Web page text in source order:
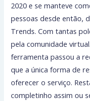
2020 e se manteve
pessoas desde então,
Trends. Com tantas
pela comunidade
ferramenta passou a
que a única forma de
oferecer o serviço.
completinho assim ou